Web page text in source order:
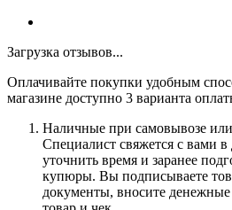
Загрузка отзывов...
Оплачивайте покупки удобным
магазине доступно 3 варианта
Наличные при самовывозе или
Специалист свяжется с вами
уточнить время и заранее
купюры. Вы подписываете
документы, вносите денежные